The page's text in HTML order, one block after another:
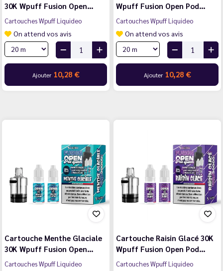
30K Wpuff Fusion Open…
Cartouches Wpuff Liquideo
On attend vos avis
Ajouter 10,28 €
Wpuff Fusion Open Pod…
Cartouches Wpuff Liquideo
On attend vos avis
Ajouter 10,28 €
Cartouche Menthe Glaciale
30K Wpuff Fusion Open…
Cartouches Wpuff Liquideo
Cartouche Raisin Glacé 30K
Wpuff Fusion Open Pod…
Cartouches Wpuff Liquideo